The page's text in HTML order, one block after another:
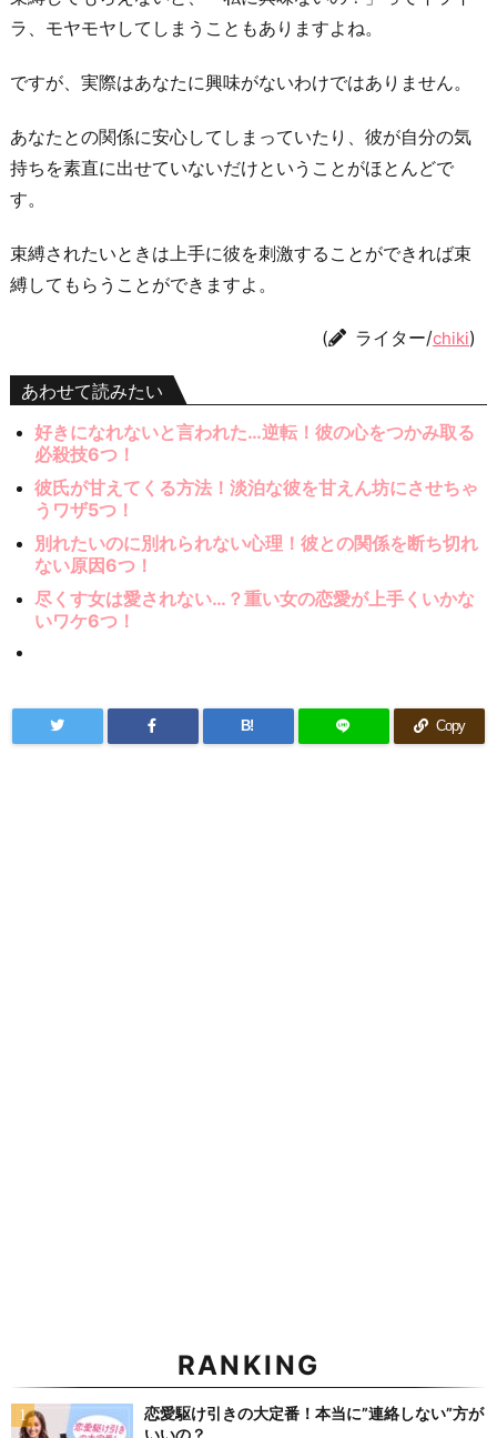
ラ、モヤモヤしてしまうこともありますよね。
ですが、実際はあなたに興味がないわけではありません。
あなたとの関係に安心してしまっていたり、彼が自分の気
持ちを素直に出せていないだけということがほとんどで
す。
束縛されたいときは上手に彼を刺激することができれば束
縛してもらうことができますよ。
( ライター/chiki)
あわせて読みたい
好きになれないと言われた…逆転！彼の心をつかみ取る
必殺技6つ！
彼氏が甘えてくる方法！淡泊な彼を甘えん坊にさせちゃ
うワザ5つ！
別れたいのに別れられない心理！彼との関係を断ち切れ
ない原因6つ！
尽くす女は愛されない…？重い女の恋愛が上手くいかな
いワケ6つ！
B! Copy
RANKING
恋愛駆け引きの大定番！本当に”連絡しない”方が